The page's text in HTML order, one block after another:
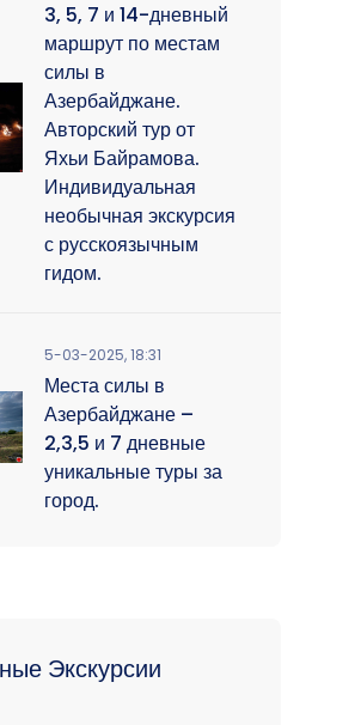
3, 5, 7 и 14-дневный
маршрут по местам
силы в
Азербайджане.
Авторский тур от
Яхьи Байрамова.
Индивидуальная
необычная экскурсия
с русскоязычным
гидом.
5-03-2025, 18:31
Места силы в
Азербайджане –
2,3,5 и 7 дневные
уникальные туры за
город.
Экскурсии